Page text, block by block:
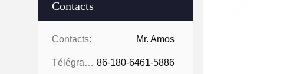
Contacts
Contacts: Mr. Amos
Télégramme: 86-180-6461-5886